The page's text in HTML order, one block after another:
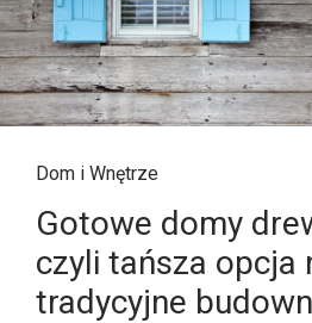
Dom i Wnętrze
Gotowe domy
czyli tańsza opcja
tradycyjne